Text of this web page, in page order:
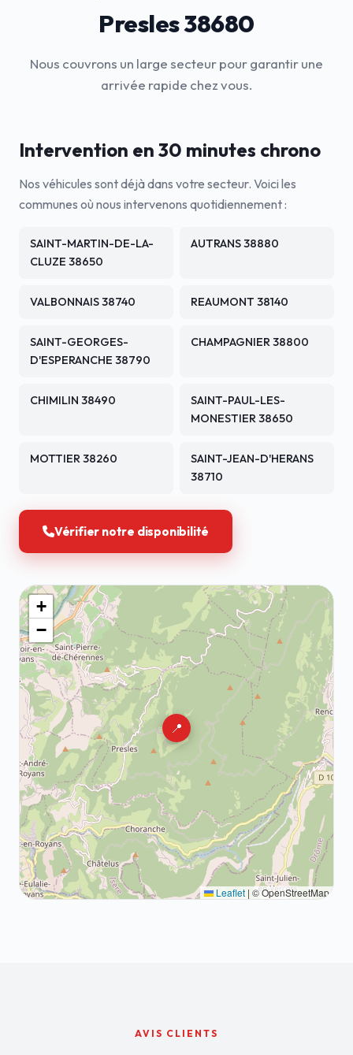
Presles 38680
Nous couvrons un large secteur pour garantir une
arrivée rapide chez vous.
Intervention en 30 minutes chrono
Nos véhicules sont déjà dans votre secteur. Voici les
communes où nous intervenons quotidiennement :
SAINT-MARTIN-DE-LA-
CLUZE 38650
AUTRANS 38880
VALBONNAIS 38740 REAUMONT 38140
SAINT-GEORGES-
D'ESPERANCHE 38790
CHAMPAGNIER 38800
CHIMILIN 38490
SAINT-PAUL-LES-
MONESTIER 38650
MOTTIER 38260
SAINT-JEAN-D'HERANS
38710
Vérifier notre disponibilité
📍
+
−
Leaflet | © OpenStreetMap
AVIS CLIENTS